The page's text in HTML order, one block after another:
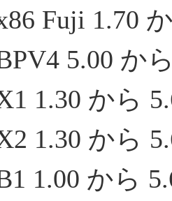
Fuji 1.70
5.00 か
1.30 から
1.30 から
1.00 から